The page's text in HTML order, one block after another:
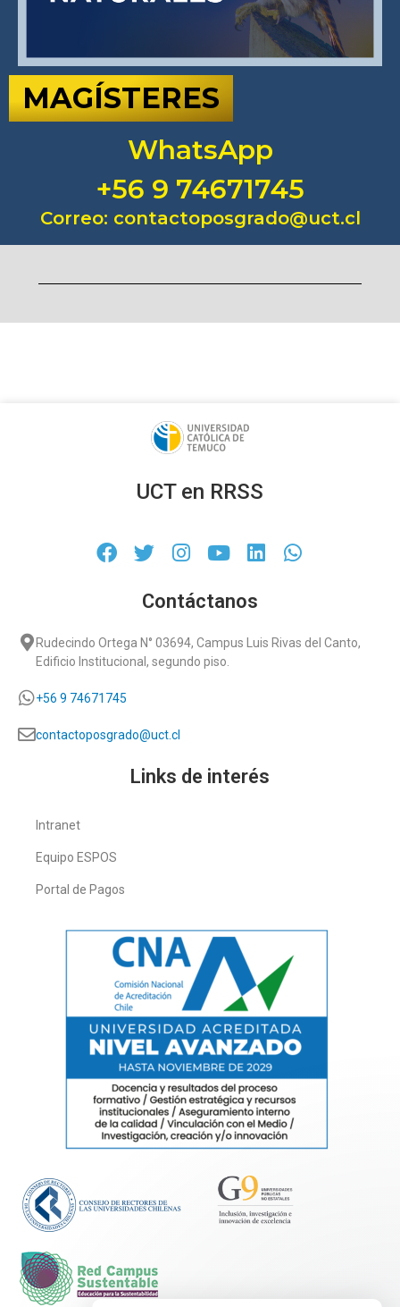
MAGÍSTERES
WhatsApp
+56 9 74671745
Correo: contactoposgrado@uct.cl
UCT en RRSS
Contáctanos
Rudecindo Ortega N° 03694, Campus Luis Rivas del Canto,
Edificio Institucional, segundo piso.
+56 9 74671745
contactoposgrado@uct.cl
Links de interés
Intranet
Equipo ESPOS
Portal de Pagos